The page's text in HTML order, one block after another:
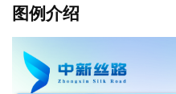
图例介绍